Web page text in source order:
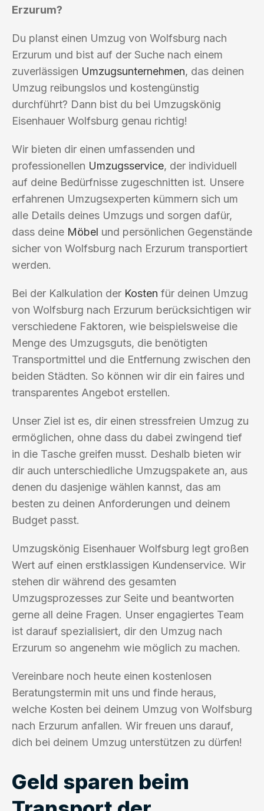
Erzurum?
Du planst einen Umzug von Wolfsburg nach
Erzurum und bist auf der Suche nach einem
zuverlässigen Umzugsunternehmen, das deinen
Umzug reibungslos und kostengünstig
durchführt? Dann bist du bei Umzugskönig
Eisenhauer Wolfsburg genau richtig!
Wir bieten dir einen umfassenden und
professionellen Umzugsservice, der individuell
auf deine Bedürfnisse zugeschnitten ist. Unsere
erfahrenen Umzugsexperten kümmern sich um
alle Details deines Umzugs und sorgen dafür,
dass deine Möbel und persönlichen Gegenstände
sicher von Wolfsburg nach Erzurum transportiert
werden.
Bei der Kalkulation der Kosten für deinen Umzug
von Wolfsburg nach Erzurum berücksichtigen wir
verschiedene Faktoren, wie beispielsweise die
Menge des Umzugsguts, die benötigten
Transportmittel und die Entfernung zwischen den
beiden Städten. So können wir dir ein faires und
transparentes Angebot erstellen.
Unser Ziel ist es, dir einen stressfreien Umzug zu
ermöglichen, ohne dass du dabei zwingend tief
in die Tasche greifen musst. Deshalb bieten wir
dir auch unterschiedliche Umzugspakete an, aus
denen du dasjenige wählen kannst, das am
besten zu deinen Anforderungen und deinem
Budget passt.
Umzugskönig Eisenhauer Wolfsburg legt großen
Wert auf einen erstklassigen Kundenservice. Wir
stehen dir während des gesamten
Umzugsprozesses zur Seite und beantworten
gerne all deine Fragen. Unser engagiertes Team
ist darauf spezialisiert, dir den Umzug nach
Erzurum so angenehm wie möglich zu machen.
Vereinbare noch heute einen kostenlosen
Beratungstermin mit uns und finde heraus,
welche Kosten bei deinem Umzug von Wolfsburg
nach Erzurum anfallen. Wir freuen uns darauf,
dich bei deinem Umzug unterstützen zu dürfen!
Geld sparen beim